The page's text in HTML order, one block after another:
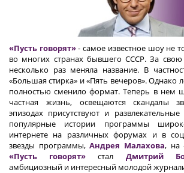
«Пусть говорят»- самое известное шоу не
во многих странах бывшего СССР. За свою
несколько раз меняла название. В
«Большая стирка» и «Пять вечеров». Однако
полностью сменило формат. Теперь в нем
частная жизнь, освещаются скандалы
эпизодах присутствуют и
популярные истории программы
интернете на различных форумах и в
звезды программы,Андрея Малахова, на
«Пусть говорят» стал Дмитрий
амбициозный и интересный молодой